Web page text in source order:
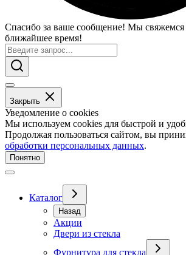
Спасибо за ваше сообщение! Мы свяжемся
ближайшее время!
Закрыть
Уведомление о cookies
Мы используем cookies для быстрой и
Продолжая пользоваться сайтом, вы
обработки персональных данных.
Понятно
Каталог
Назад
Акции
Двери из стекла
Фурнитура для стекла